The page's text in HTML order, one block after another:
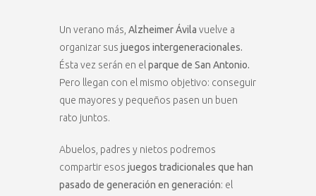
Un verano más, Alzheimer Ávila vuelve a
organizar sus juegos intergeneracionales.
Ésta vez serán en el parque de San Antonio.
Pero llegan con el mismo objetivo: conseguir
que mayores y pequeños pasen un buen
rato juntos.
Abuelos, padres y nietos podremos
compartir esos juegos tradicionales que han
pasado de generación en generación: el